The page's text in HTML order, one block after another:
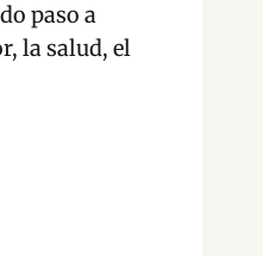
paso a
la salud, el